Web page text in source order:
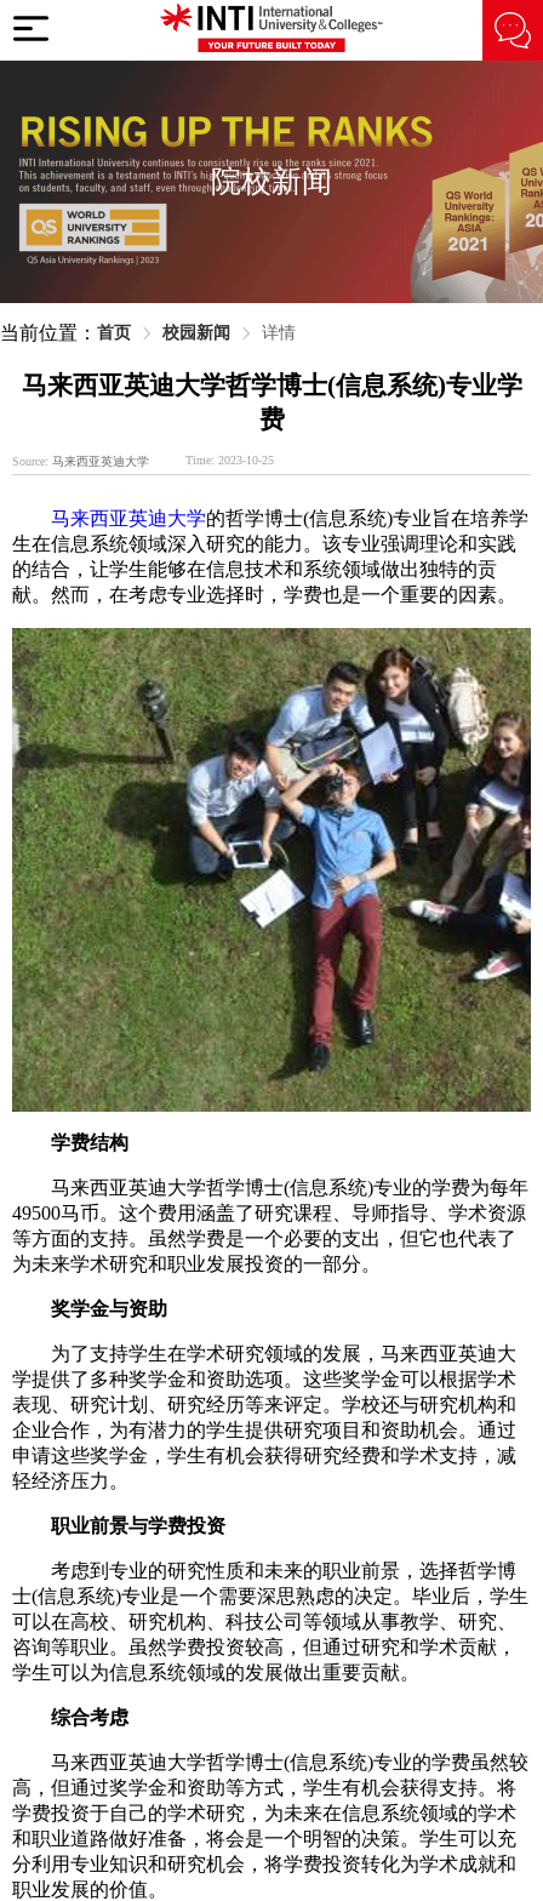
院校新闻
当前位置： 首页 校园新闻 详情
马来西亚英迪大学哲学博士(信息系统)专业学
费
Source: 马来西亚英迪大学 Time: 2023-10-25
马来西亚英迪大学的哲学博士(信息系统)专业旨在培养学
生在信息系统领域深入研究的能力。该专业强调理论和实践
的结合，让学生能够在信息技术和系统领域做出独特的贡
献。然而，在考虑专业选择时，学费也是一个重要的因素。
学费结构
马来西亚英迪大学哲学博士(信息系统)专业的学费为每年
49500马币。这个费用涵盖了研究课程、导师指导、学术资源
等方面的支持。虽然学费是一个必要的支出，但它也代表了
为未来学术研究和职业发展投资的一部分。
奖学金与资助
为了支持学生在学术研究领域的发展，马来西亚英迪大
学提供了多种奖学金和资助选项。这些奖学金可以根据学术
表现、研究计划、研究经历等来评定。学校还与研究机构和
企业合作，为有潜力的学生提供研究项目和资助机会。通过
申请这些奖学金，学生有机会获得研究经费和学术支持，减
轻经济压力。
职业前景与学费投资
考虑到专业的研究性质和未来的职业前景，选择哲学博
士(信息系统)专业是一个需要深思熟虑的决定。毕业后，学生
可以在高校、研究机构、科技公司等领域从事教学、研究、
咨询等职业。虽然学费投资较高，但通过研究和学术贡献，
学生可以为信息系统领域的发展做出重要贡献。
综合考虑
马来西亚英迪大学哲学博士(信息系统)专业的学费虽然较
高，但通过奖学金和资助等方式，学生有机会获得支持。将
学费投资于自己的学术研究，为未来在信息系统领域的学术
和职业道路做好准备，将会是一个明智的决策。学生可以充
分利用专业知识和研究机会，将学费投资转化为学术成就和
职业发展的价值。